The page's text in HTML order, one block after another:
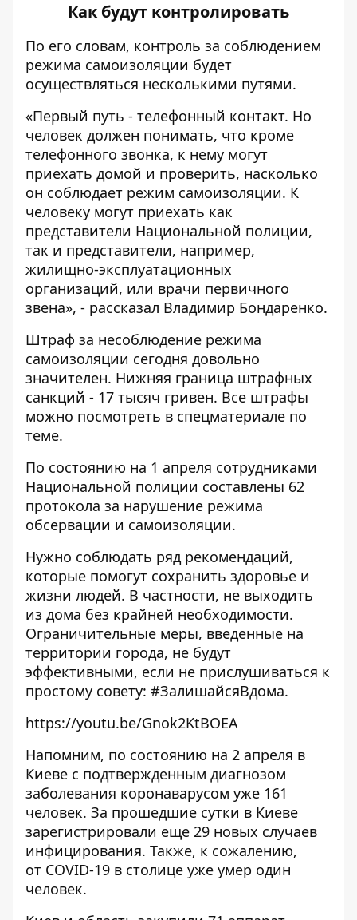
Как будут контролировать
По его словам, контроль за соблюдением
режима самоизоляции будет
осуществляться несколькими путями.
«Первый путь - телефонный контакт. Но
человек должен понимать, что кроме
телефонного звонка, к нему могут
приехать домой и проверить, насколько
он соблюдает режим самоизоляции. К
человеку могут приехать как
представители Национальной полиции,
так и представители, например,
жилищно-эксплуатационных
организаций, или врачи первичного
звена», - рассказал Владимир Бондаренко.
Штраф за несоблюдение режима
самоизоляции сегодня довольно
значителен. Нижняя граница штрафных
санкций - 17 тысяч гривен. Все штрафы
можно посмотреть в спецматериале по
теме.
По состоянию на 1 апреля сотрудниками
Национальной полиции составлены 62
протокола за нарушение режима
обсервации и самоизоляции.
Нужно соблюдать ряд рекомендаций,
которые помогут сохранить здоровье и
жизни людей. В частности, не выходить
из дома без крайней необходимости.
Ограничительные меры, введенные на
территории города, не будут
эффективными, если не прислушиваться к
простому совету: #ЗалишайсяВдома.
https://youtu.be/Gnok2KtBOEA
Напомним, по состоянию на 2 апреля в
Киеве с подтвержденным диагнозом
заболевания коронаварусом уже 161
человек. За прошедшие сутки в Киеве
зарегистрировали еще 29 новых случаев
инфицирования. Также, к сожалению,
от COVID-19 в столице уже умер один
человек.